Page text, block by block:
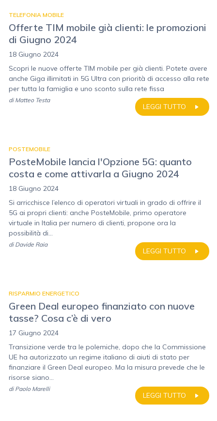
TELEFONIA MOBILE
Offerte TIM mobile già clienti: le promozioni
di Giugno 2024
18 Giugno 2024
Scopri le nuove offerte TIM mobile per già clienti. Potete avere
anche Giga illimitati in 5G Ultra con priorità di accesso alla rete
per tutta la famiglia e uno sconto sulla rete fissa
LEGGI TUTTO
di Matteo Testa
POSTEMOBILE
PosteMobile lancia l'Opzione 5G: quanto
costa e come attivarla a Giugno 2024
18 Giugno 2024
Si arricchisce l’elenco di operatori virtuali in grado di offrire il
5G ai propri clienti: anche PosteMobile, primo operatore
virtuale in Italia per numero di clienti, propone ora la
possibilità di...
LEGGI TUTTO
di Davide Raia
RISPARMIO ENERGETICO
Green Deal europeo finanziato con nuove
tasse? Cosa c’è di vero
17 Giugno 2024
Transizione verde tra le polemiche, dopo che la Commissione
UE ha autorizzato un regime italiano di aiuti di stato per
finanziare il Green Deal europeo. Ma la misura prevede che le
risorse siano...
LEGGI TUTTO
di Paolo Marelli